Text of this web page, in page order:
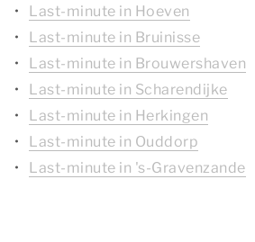
Last-minute in Hoeven
Last-minute in Bruinisse
Last-minute in Brouwershaven
Last-minute in Scharendijke
Last-minute in Herkingen
Last-minute in Ouddorp
Last-minute in 's-Gravenzande